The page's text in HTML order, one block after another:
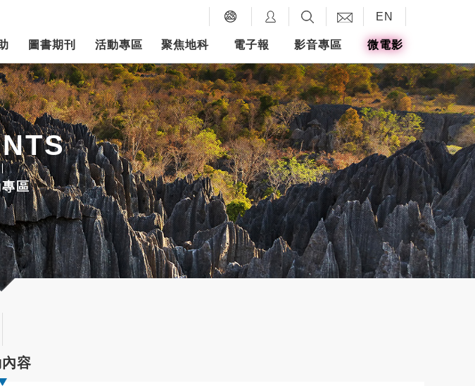
EN
圖書期刊 活動專區 聚焦地科 電子報 影音專區 微電影
區
容